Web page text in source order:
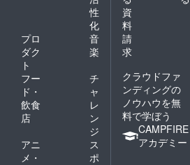
性
化
プロ
ダク
ト
音
楽
フー
ド・
飲食
店
チ
ャ
レ
ン
ジ
アニ
メ・
ス
ポ
資
料
請
求
クラウドファ
ンディングの
ノウハウを無
料で学ぼう
CAMPFIRE
アカデミー